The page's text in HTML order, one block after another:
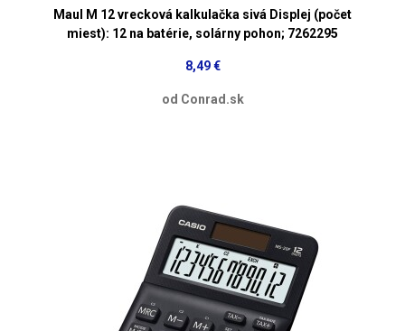
Maul M 12 vrecková kalkulačka sivá Displej (počet
miest): 12 na batérie, solárny pohon; 7262295
8,49 €
od Conrad.sk